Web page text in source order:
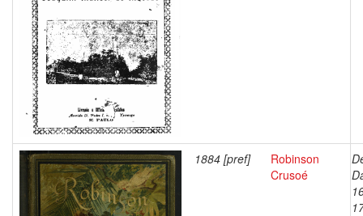
1884 [pref]
Robinson
Crusoé